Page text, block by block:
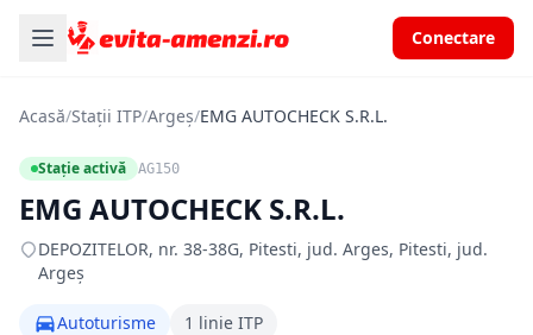
Conectare
Acasă/Stații ITP/Argeș/EMG AUTOCHECK S.R.L.
Stație activă AG150
EMG AUTOCHECK S.R.L.
DEPOZITELOR, nr. 38-38G, Pitesti, jud. Arges, Pitesti, jud.
Argeș
Autoturisme 1 linie ITP